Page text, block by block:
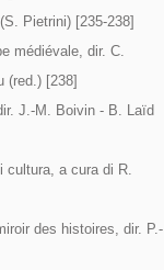
Pietrini) [235-238]
médiévale, dir. C.
(red.) [238]
J.-M. Boivin - B. Laïd
cultura, a cura di R.
des histoires, dir. P.-